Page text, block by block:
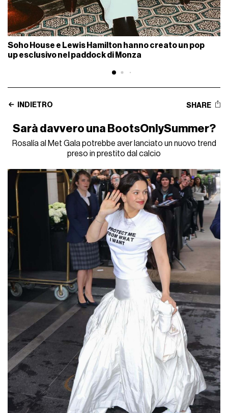
Soho House e Lewis Hamilton hanno creato un pop
up esclusivo nel paddock di Monza
INDIETRO SHARE
Sarà davvero una BootsOnlySummer?
Rosalía al Met Gala potrebbe aver lanciato un nuovo trend
preso in prestito dal calcio